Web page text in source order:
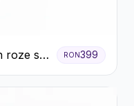
roze si
RON399